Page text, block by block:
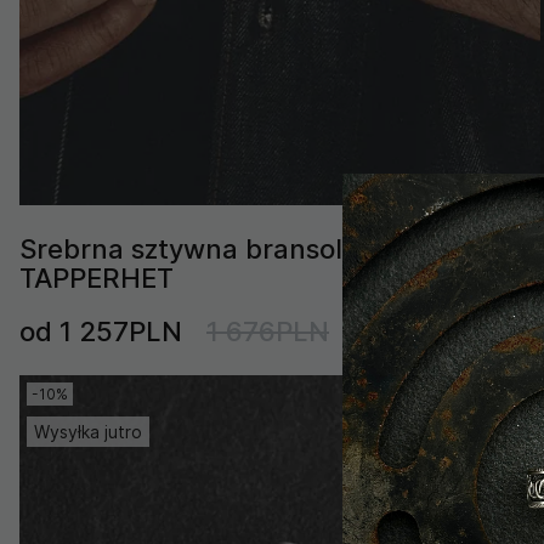
Srebrna sztywna bransoletka
TAPPERHET
od 1 257PLN
1 676PLN
-10%
Wysyłka jutro